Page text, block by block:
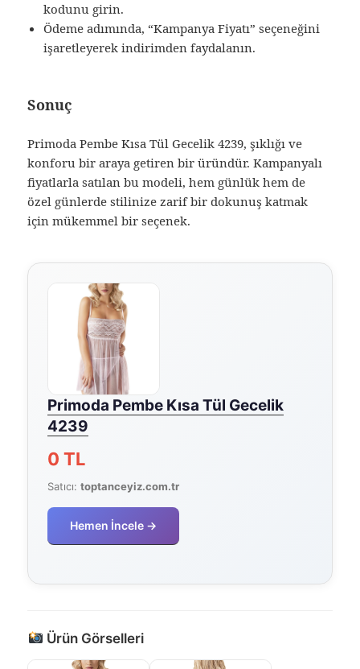
kodunu girin.
Ödeme adımında, “Kampanya Fiyatı” seçeneğini
işaretleyerek indirimden faydalanın.
Sonuç
Primoda Pembe Kısa Tül Gecelik 4239, şıklığı ve
konforu bir araya getiren bir üründür. Kampanyalı
fiyatlarla satılan bu modeli, hem günlük hem de
özel günlerde stilinize zarif bir dokunuş katmak
için mükemmel bir seçenek.
Primoda Pembe Kısa Tül Gecelik
4239
0 TL
Satıcı:toptanceyiz.com.tr
Hemen İncele →
Ürün Görselleri